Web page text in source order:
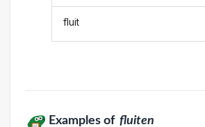
fluit
Examples of fluiten